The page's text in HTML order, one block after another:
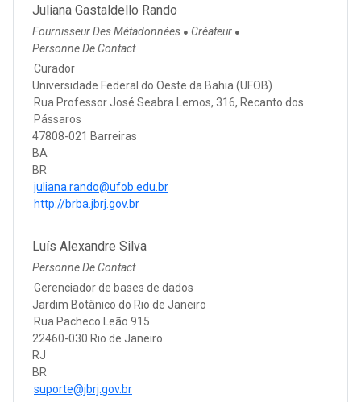
Juliana Gastaldello Rando
Fournisseur Des Métadonnées ● Créateur ●
Personne De Contact
Curador
Universidade Federal do Oeste da Bahia (UFOB)
Rua Professor José Seabra Lemos, 316, Recanto dos
Pássaros
47808-021 Barreiras
BA
BR
juliana.rando@ufob.edu.br
http://brba.jbrj.gov.br
Luís Alexandre Silva
Personne De Contact
Gerenciador de bases de dados
Jardim Botânico do Rio de Janeiro
Rua Pacheco Leão 915
22460-030 Rio de Janeiro
RJ
BR
suporte@jbrj.gov.br